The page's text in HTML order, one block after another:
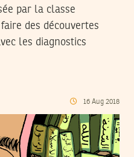
par la classe
des découvertes
les diagnostics
16 Aug 2018